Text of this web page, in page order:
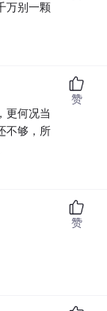
万别一颗
更何况当
不够，所
赞
赞